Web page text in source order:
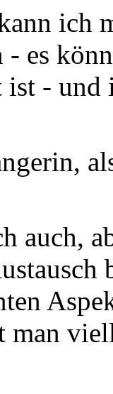
ich
es
ist -
auch,
man